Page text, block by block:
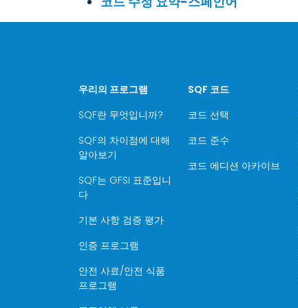
우리의 프로그램
SQF란 무엇입니까?
SQF의 차이점에 대해
알아보기
SQF는 GFSI 표준입니
다
기본 사항 검증 평가
인증 프로그램
안전 사료/안전 식품
프로그램
SQF 코드
코드 선택
코드 준수
코드 에디션 아카이브